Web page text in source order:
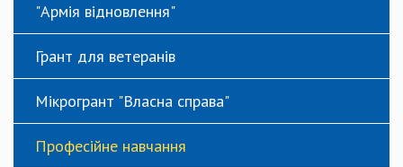
"Армія відновлення"
Грант для ветеранів
Мікрогрант "Власна справа"
Професійне навчання